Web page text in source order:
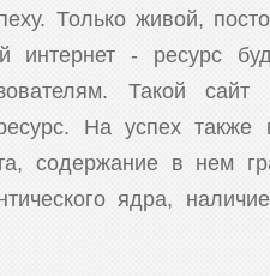
Только живой,
интернет - ресурс
Такой сайт
На успех также
содержание в нем
ядра,